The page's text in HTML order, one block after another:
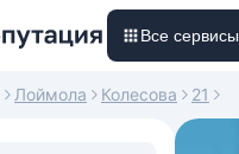
Все сервисы
Лоймола Колесова 21